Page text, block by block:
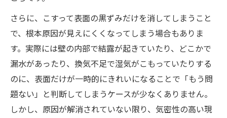
さらに、こすって表面の黒ずみだけを消してしまうこと
で、根本原因が見えにくくなってしまう場合もありま
す。実際には壁の内部で結露が起きていたり、どこかで
漏水があったり、換気不足で湿気がこもっていたりする
のに、表面だけが一時的にきれいになることで「もう問
題ない」と判断してしまうケースが少なくありません。
しかし、原因が解消されていない限り、気密性の高い現